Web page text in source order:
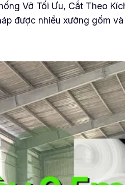
Vỡ Tối Ưu, Cắt Theo
được nhiều xưởng gốm